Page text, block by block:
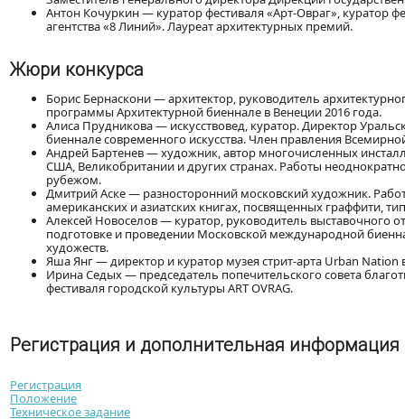
Антон Кочуркин — куратор фестиваля «Арт-Овраг», куратор
агентства «8 Линий». Лауреат архитектурных премий.
Жюри конкурса
Борис Бернаскони — архитектор, руководитель
программы Архитектурной биеннале в Венеции 2016 года.
Алиса Прудникова — искусствовед, куратор. Директор
биеннале современного искусства. Член правления
Андрей Бартенев — художник, автор многочисленных
США, Великобритании и других странах. Работы
рубежом.
Дмитрий Аске — разносторонний московский художник.
американских и азиатских книгах, посвященных граффити,
Алексей Новоселов — куратор, руководитель выставочного
подготовке и проведении Московской международной
художеств.
Яша Янг — директор и куратор музея стрит-арта Urban Nation
Ирина Седых — председатель попечительского совета
фестиваля городской культуры ART OVRAG.
Регистрация и дополнительная информация
Регистрация
Положение
Техническое задание